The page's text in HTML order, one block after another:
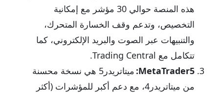
هذه المنصة حوالي 30 مؤشر مع إمكانية
التخصيص، وتدعم وقف الخسارة المتحرك،
والتنبيهات عبر الصوت والبريد الإلكتروني، كما
تتكامل مع Trading Central.
MetaTrader5:
ميتاتريدر5 هي نسخة محسنة
من ميتاتريدر4، مع دعم أكبر للمؤشرات (أكثر